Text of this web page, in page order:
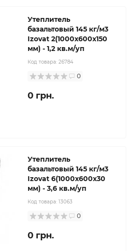
Утеплитель
базальтовый 145 кг/м3
Izovat 2(1000x600x150
мм) - 1,2 кв.м/уп
Код товара: 26784
0
0 грн.
Утеплитель
базальтовый 145 кг/м3
Izovat 6(1000x600x30
мм) - 3,6 кв.м/уп
Код товара: 13063
0
0 грн.